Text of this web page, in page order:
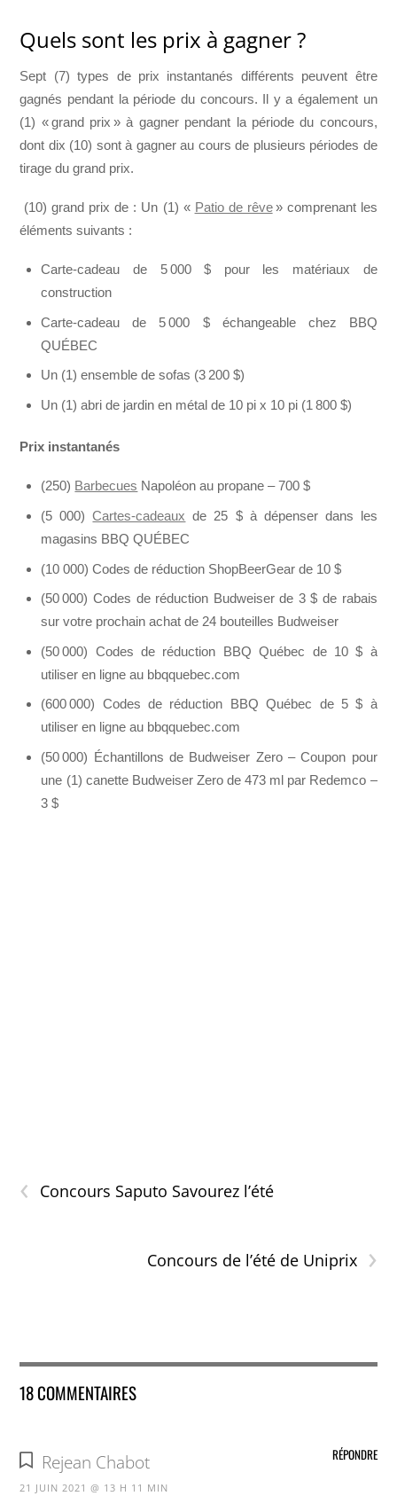
Quels sont les prix à gagner ?
Sept (7) types de prix instantanés différents peuvent être
gagnés pendant la période du concours. Il y a également un
(1) « grand prix » à gagner pendant la période du concours,
dont dix (10) sont à gagner au cours de plusieurs périodes de
tirage du grand prix.
(10) grand prix de : Un (1) « Patio de rêve» comprenant les
éléments suivants :
Carte-cadeau de 5 000 $ pour les matériaux de
construction
Carte-cadeau de 5 000 $ échangeable chez BBQ
QUÉBEC
Un (1) ensemble de sofas (3 200 $)
Un (1) abri de jardin en métal de 10 pi x 10 pi (1 800 $)
Prix instantanés
(250) Barbecues Napoléon au propane – 700 $
(5 000)Cartes-cadeaux de 25 $ à dépenser dans les
magasins BBQ QUÉBEC
(10 000) Codes de réduction ShopBeerGear de 10 $
(50 000) Codes de réduction Budweiser de 3 $ de rabais
sur votre prochain achat de 24 bouteilles Budweiser
(50 000) Codes de réduction BBQ Québec de 10 $ à
utiliser en ligne au bbqquebec.com
(600 000) Codes de réduction BBQ Québec de 5 $ à
utiliser en ligne au bbqquebec.com
(50 000) Échantillons de Budweiser Zero – Coupon pour
une (1) canette Budweiser Zero de 473 ml par Redemco –
3 $
‹ Concours Saputo Savourez l’été
›
Concours de l’été de Uniprix
18 COMMENTAIRES
Rejean Chabot
21 JUIN 2021 @ 13 H 11 MIN
RÉPONDRE